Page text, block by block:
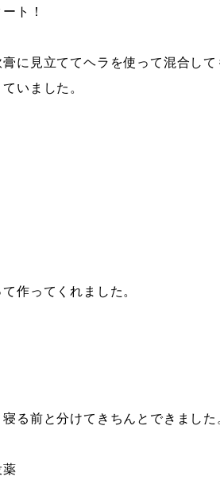
ト！
に見立ててヘラを使って混合して
いました。
作ってくれました。
る前と分けてきちんとできました
薬